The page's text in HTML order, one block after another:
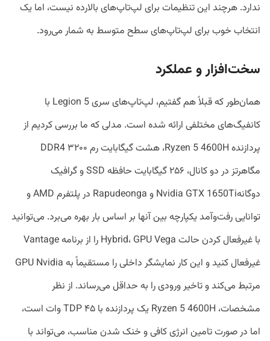
ندارد. هرچند این تنظیمات برای لپ‌تاپ‌های بالارده نیست، اما یک
انتخاب خوب برای لپ‌تاپ‌های سطح متوسط به شمار می‌رود.
سخت‌افزار و عملکرد
همان‌طور که قبلاً هم گفتیم، لپ‌تاپ‌های سری Legion 5 با
کانفیگ‌های مختلفی ارائه شده است. مدلی که ما بررسی کردیم از
پردازنده Ryzen 5 4600H، هشت گیگابایت رم DDR4 ۳۲۰۰
مگاهرتز در دو کانال، ۲۵۶ گیگابایت حافظه SSD و گرافیک
دوگانهNvidia GTX 1650Ti و Rapudeonga در پلتفرم AMD و
توانایی رفت‌وآمد یکپارچه بین آنها بر اساس بار بهره می‌برد. می‌توانید
با غیرفعال کردن حالت Hybrid، GPU Vega را از برنامه Vantage
غیرفعال کنید و این کار نمایشگر داخلی را مستقیماً به GPU Nvidia
مرتبط می‌کند و تاخیر ورودی را به حداقل می‌رساند. از نظر
مشخصات، Ryzen 5 4600H یک پردازنده با TDP ۴۵ وات است،
اما در صورت تامین انرژی کافی و خنک شدن مناسب، می‌تواند با